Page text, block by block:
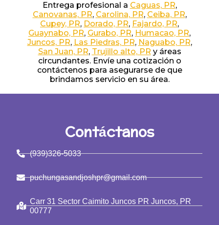
Entrega profesional a Caguas, PR,
Canovanas, PR, Carolina, PR, Ceiba, PR,
Cupey, PR, Dorado, PR, Fajardo, PR,
Guaynabo, PR, Gurabo, PR, Humacao, PR,
Juncos, PR, Las Piedras, PR, Naguabo, PR,
San Juan, PR, Trujillo alto, PR y áreas
circundantes. Envíe una cotización o
contáctenos para asegurarse de que
brindamos servicio en su área.
Contáctanos
(939)326-5033
puchungasandjoshpr@gmail.com
Carr 31 Sector Caimito Juncos PR Juncos, PR
00777